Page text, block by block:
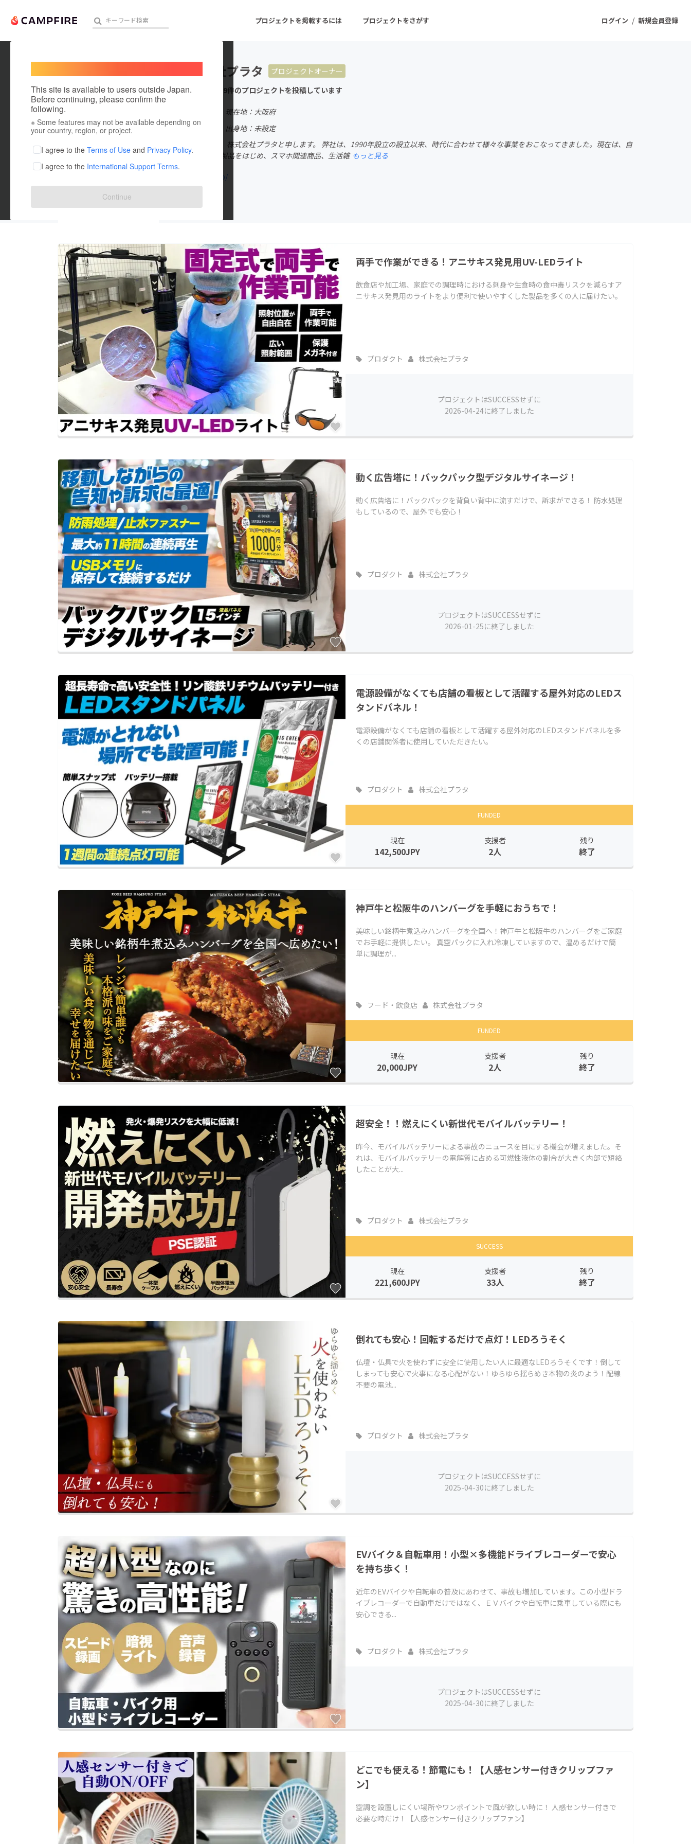
ログイン / 新規会員登録
プロジェクトを掲載するには プロジェクトをさがす
人気のプロジェクト 注目のリターン 注目の新着プロジェクト
アート・写真 音楽
テクノロジー・ガジェット
ゲーム・サービス開発 フード・飲食店
ファッション
映像・映画
ビジネス・起業
まちづくり・地域活性化
CAMPFIRE for Social Good
CAMPFIREふるさと納税
machi-ya コミュニティ
This site is available to users outside Japan.
Before continuing, please confirm the
following.
※ Some features may not be available depending on
your country, region, or project.
I agree to the Terms of Use and Privacy Policy.
I agree to the International Support Terms.
Continue
株式会社プラタ
プロジェクトオーナー
これまでに9件のプロジェクトを投稿しています
現在地：大阪府
出身国：日本
出身地：未設定
はじめまして、株式会社プラタと申します。 弊社は、1990年設立の設立以来、時代に合わせて様々な事業をおこなってきました。現在は、自
社オリジナル製品をはじめ、スマホ関連商品、生活雑 もっと見る
plata.co.jp/
両手で作業ができる！アニサキス発見用UV-LEDライト
飲食店や加工場、家庭での調理時における刺身や生食時の食中毒リスクを減らすア
ニサキス発見用のライトをより便利で使いやすくした製品を多くの人に届けたい。
プロダクト 株式会社プラタ
プロジェクトはSUCCESSせずに
2026-04-24に終了しました
動く広告塔に！バックパック型デジタルサイネージ！
動く広告塔に！バックパックを背負い背中に流すだけで、訴求ができる！ 防水処理
もしているので、屋外でも安心！
プロダクト 株式会社プラタ
プロジェクトはSUCCESSせずに
2026-01-25に終了しました
電源設備がなくても店舗の看板として活躍する屋外対応のLEDス
タンドパネル！
電源設備がなくても店舗の看板として活躍する屋外対応のLEDスタンドパネルを多
くの店舗関係者に使用していただきたい。
プロダクト 株式会社プラタ
FUNDED
現在
142,500JPY
支援者
2人
残り
終了
神戸牛と松阪牛のハンバーグを手軽におうちで！
美味しい銘柄牛煮込みハンバーグを全国へ！神戸牛と松阪牛のハンバーグをご家庭
でお手軽に提供したい。 真空パックに入れ冷凍していますので、温めるだけで簡
単に調理が...
フード・飲食店 株式会社プラタ
FUNDED
現在
20,000JPY
支援者
2人
残り
終了
超安全！！燃えにくい新世代モバイルバッテリー！
昨今、モバイルバッテリーによる事故のニュースを目にする機会が増えました。そ
れは、モバイルバッテリーの電解質に占める可燃性液体の割合が大きく内部で短絡
したことが大...
プロダクト 株式会社プラタ
SUCCESS
現在
221,600JPY
支援者
33人
残り
終了
倒れても安心！回転するだけで点灯！LEDろうそく
仏壇・仏具で火を使わずに安全に使用したい人に最適なLEDろうそくです！倒して
しまっても安心で火事になる心配がない！ゆらゆら揺らめき本物の炎のよう！配線
不要の電池...
プロダクト 株式会社プラタ
プロジェクトはSUCCESSせずに
2025-04-30に終了しました
EVバイク＆自転車用！小型×多機能ドライブレコーダーで安心
を持ち歩く！
近年のEVバイクや自転車の普及にあわせて、事故も増加しています。この小型ドラ
イブレコーダーで自動車だけではなく、ＥＶバイクや自転車に乗車している際にも
安心できる...
プロダクト 株式会社プラタ
プロジェクトはSUCCESSせずに
2025-04-30に終了しました
どこでも使える！節電にも！【人感センサー付きクリップファ
ン】
空調を設置しにくい場所やワンポイントで風が欲しい時に！ 人感センサー付きで
必要な時だけ！【人感センサー付きクリップファン】